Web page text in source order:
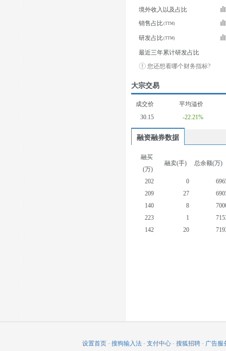
境外收入以及占比
销售占比
研发占比
最近三年累计研发占比
您还想看哪个财务指标?
大宗交易
成交价
平均溢价
30.15
-22.21%
融资融券数据
融买
(万)
融卖(手) 总余额(万)
202 0
209
27
140
8
223
1
142
20
设置首页 - 搜狗输入法 - 支付中心 - 搜狐招聘 - 广告服